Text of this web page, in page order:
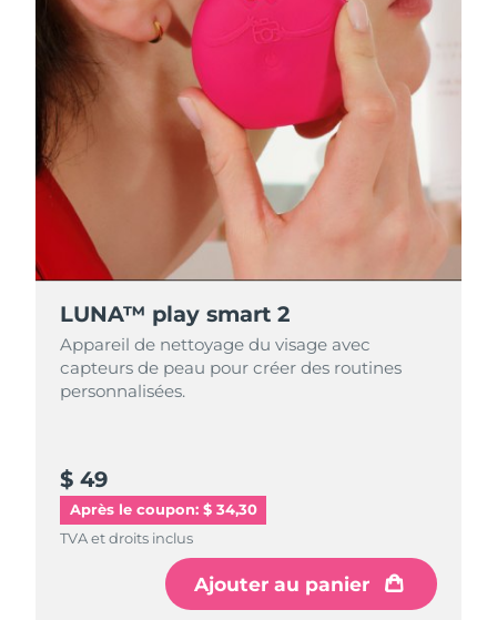
LUNA™ play smart 2
Appareil de nettoyage du visage avec
capteurs de peau pour créer des routines
personnalisées.
$ 49
Après le coupon: $ 34,30
TVA et droits inclus
Ajouter au panier